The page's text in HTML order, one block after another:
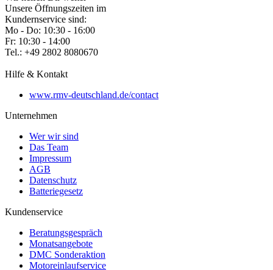
Unsere Öffnungszeiten im
Kundernservice sind:
Mo - Do: 10:30 - 16:00
Fr: 10:30 - 14:00
Tel.: +49 2802 8080670
Hilfe & Kontakt
www.rmv-deutschland.de/contact
Unternehmen
Wer wir sind
Das Team
Impressum
AGB
Datenschutz
Batteriegesetz
Kundenservice
Beratungsgespräch
Monatsangebote
DMC Sonderaktion
Motoreinlaufservice